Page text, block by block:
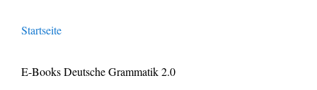
Startseite
E-Books Deutsche Grammatik 2.0